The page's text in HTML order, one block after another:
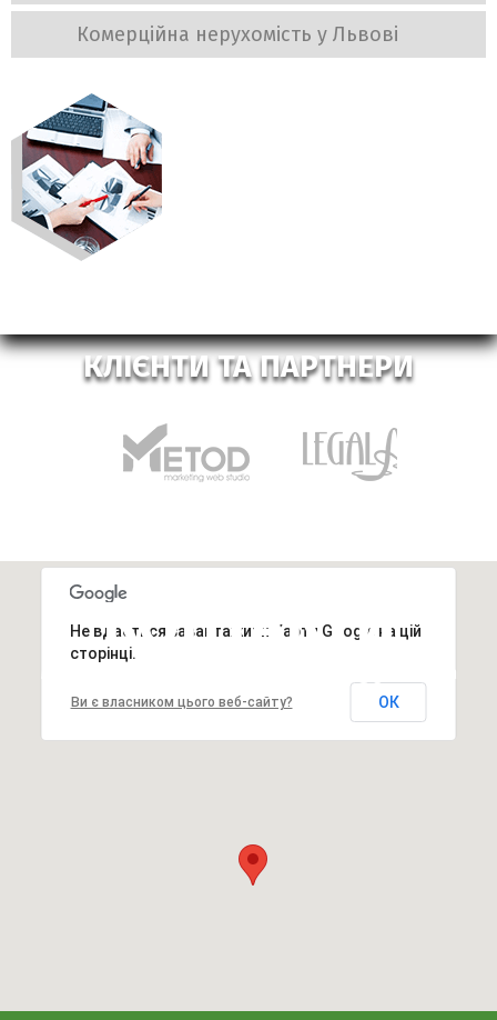
Комерційна нерухомість у Львові
КЛІЄНТИ ТА ПАРТНЕРИ
КОНТАКТИ
Не вдається завантажити Карти Google на цій
сторінці.
Ви є власником цього веб-сайту? ОК